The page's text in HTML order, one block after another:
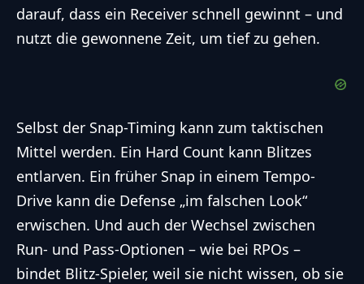
darauf, dass ein Receiver schnell gewinnt – und
nutzt die gewonnene Zeit, um tief zu gehen.
Selbst der Snap-Timing kann zum taktischen
Mittel werden. Ein Hard Count kann Blitzes
entlarven. Ein früher Snap in einem Tempo-
Drive kann die Defense „im falschen Look“
erwischen. Und auch der Wechsel zwischen
Run- und Pass-Optionen – wie bei RPOs –
bindet Blitz-Spieler, weil sie nicht wissen, ob sie